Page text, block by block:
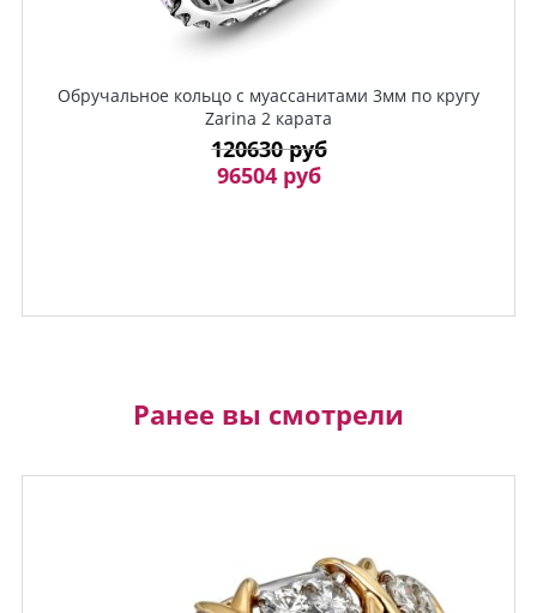
Обручальное кольцо с муассанитами 3мм по кругу
Zarina 2 карата
120630 руб
96504 руб
Ранее вы смотрели